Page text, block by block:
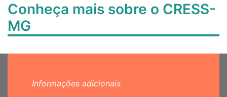
Conheça mais sobre o CRESS-
MG
Informações adicionais